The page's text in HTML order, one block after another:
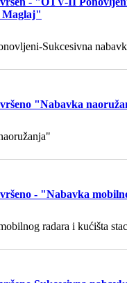
Maglaj"
Sukcesivna
"Nabavka
- "Nabavka
radara i kućišta